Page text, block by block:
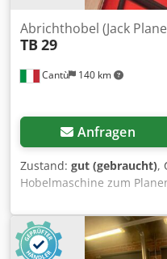
Cantù 140 km
Abrichthobel (Jack
TB 29
Anfragen
Zustand: gut (gebraucht),
Hobelmaschine zum
Technische Daten: Dsdpfx
Leistung 1000 Watt,
Arbeitsfläche für
Gesabmessungen cm: 25 x